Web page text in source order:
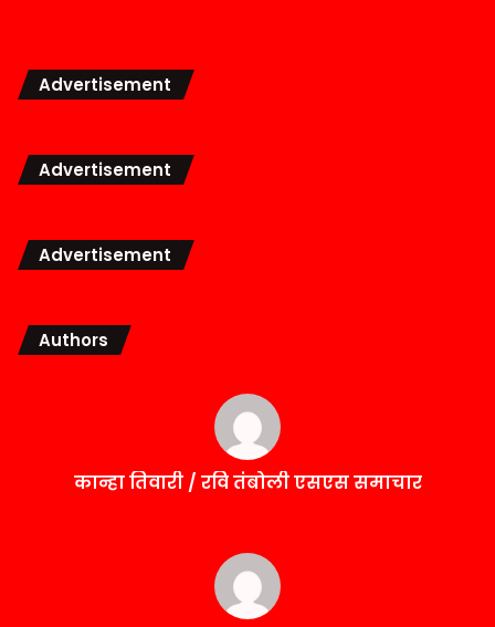
Advertisement
Advertisement
Advertisement
Authors
कान्हा तिवारी / रवि तंबोली एसएस समाचार